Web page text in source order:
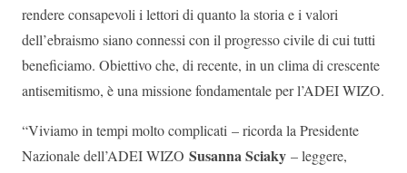
rendere consapevoli i lettori di quanto la storia e i valori
dell’ebraismo siano connessi con il progresso civile di cui tutti
beneficiamo. Obiettivo che, di recente, in un clima di crescente
antisemitismo, è una missione fondamentale per l’ADEI WIZO.
“Viviamo in tempi molto complicati – ricorda la Presidente
Nazionale dell’ADEI WIZO Susanna Sciaky – leggere,